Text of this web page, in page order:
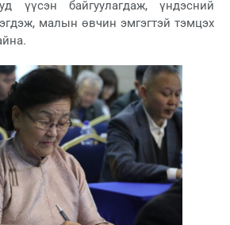
үүсэн байгуулагдаж, үндэсний
малын өвчин эмгэгтэй тэмцэх